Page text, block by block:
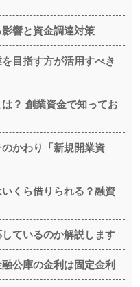
響と資金調達対策
目指す方が活用すべき
？ 創業資金で知ってお
のかわり「新規開業資
くら借りられる？融資
ているのか解説します
公庫の金利は固定金利